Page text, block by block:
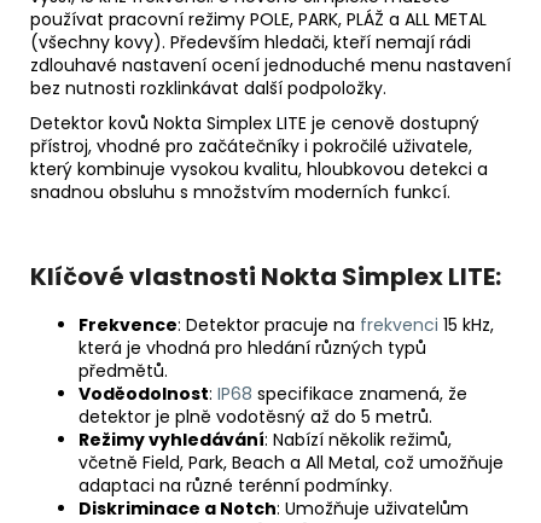
používat pracovní režimy POLE, PARK, PLÁŽ a ALL METAL
(všechny kovy). Především hledači, kteří nemají rádi
zdlouhavé nastavení ocení jednoduché menu nastavení
bez nutnosti rozklinkávat další podpoložky.
Detektor kovů Nokta Simplex LITE je cenově dostupný
přístroj, vhodné pro začátečníky i pokročilé uživatele,
který kombinuje vysokou kvalitu, hloubkovou detekci a
snadnou obsluhu s množstvím moderních funkcí.
Klíčové vlastnosti Nokta Simplex LITE:
Frekvence: Detektor pracuje na frekvenci 15 kHz,
která je vhodná pro hledání různých typů
předmětů.
Voděodolnost: IP68 specifikace znamená, že
detektor je plně vodotěsný až do 5 metrů.
Režimy vyhledávání: Nabízí několik režimů,
včetně Field, Park, Beach a All Metal, což umožňuje
adaptaci na různé terénní podmínky.
Diskriminace a Notch: Umožňuje uživatelům
21
990
Kč
Původně:
22
490
Kč